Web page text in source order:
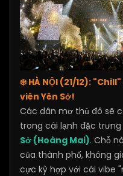
❄️ HÀ NỘI (21/12):
viên Yên Sở!
Các dân mơ thủ đô sẽ
trong cái lạnh đặc
Sở (Hoàng Mai). Chỗ
của thành phố, không
cực kỳ hợp với cái vibe